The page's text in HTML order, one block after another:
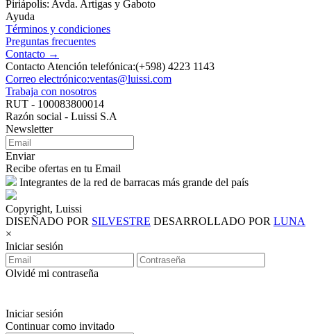
Piriápolis: Avda. Artigas y Gaboto
Ayuda
Términos y condiciones
Preguntas frecuentes
Contacto →
Contacto Atención telefónica:(+598) 4223 1143
Correo electrónico:ventas@luissi.com
Trabaja con nosotros
RUT - 100083800014
Razón social - Luissi S.A
Newsletter
Enviar
Recibe ofertas en tu Email
Integrantes de la red de barracas más grande del país
Copyright, Luissi
DISEÑADO POR SILVESTRE DESARROLLADO POR LUNA
×
Iniciar sesión
Olvidé mi contraseña
Iniciar sesión
Continuar como invitado